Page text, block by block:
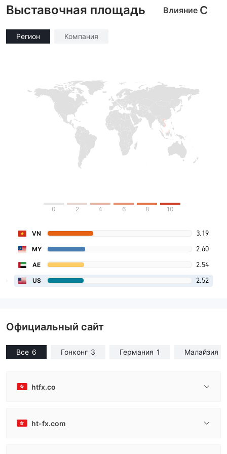
Выставочная площадь Влияние C
Регион Компания
0 2 4 6 8 10
VN 3.19
MY 2.60
AE 2.54
US 2.52
Официальный сайт
Все 6 Гонконг 3 Германия 1 Малайзия
htfx.co
ht-fx.com